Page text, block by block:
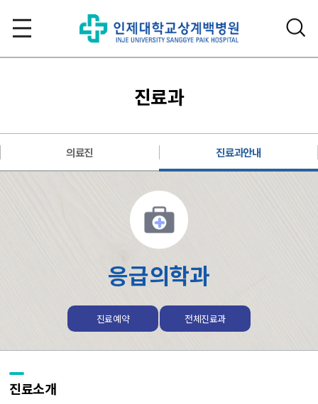
진료과
의료진 진료과안내
응급의학과
진료예약 전체진료과
진료소개